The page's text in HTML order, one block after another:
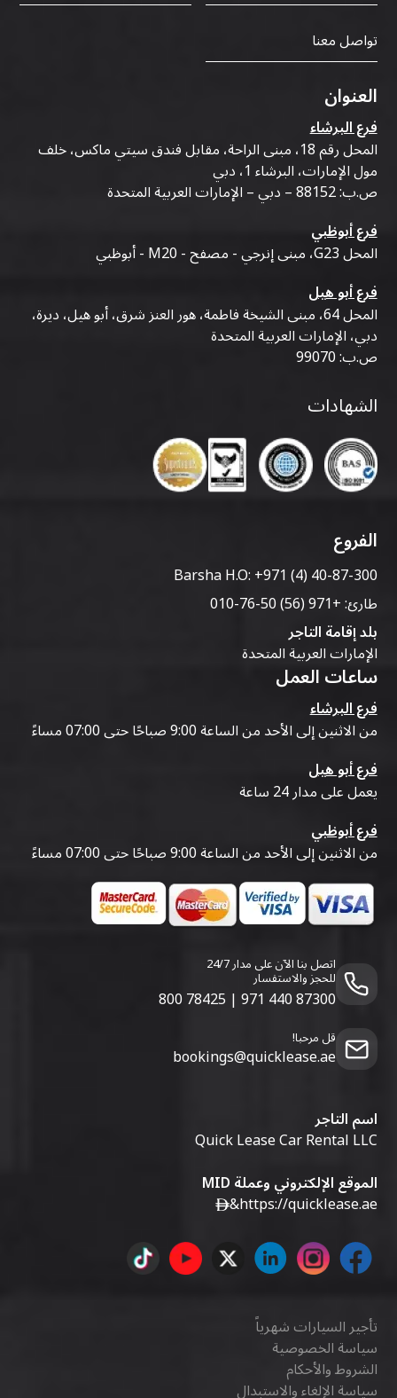
تواصل معنا
العنوان
فرع البرشاء
المحل رقم 18، مبنى الراحة، مقابل فندق سيتي ماكس، خلف
مول الإمارات، البرشاء 1، دبي
ص.ب: 88152 – دبي – الإمارات العربية المتحدة
فرع أبوظبي
المحل G23، مبنى إنرجي - مصفح - M20 - أبوظبي
فرع أبو هيل
المحل 64، مبنى الشيخة فاطمة، هور العنز شرق، أبو هيل، ديرة،
دبي، الإمارات العربية المتحدة
ص.ب: 99070
الشهادات
الفروع
Barsha H.O:+971 (4) 40-87-300
طارئ:+971 (56) 50-76-010
بلد إقامة التاجر
الإمارات العربية المتحدة
ساعات العمل
فرع البرشاء
من الاثنين إلى الأحد من الساعة 9:00 صباحًا حتى 07:00 مساءً
فرع أبو هيل
يعمل على مدار 24 ساعة
فرع أبوظبي
من الاثنين إلى الأحد من الساعة 9:00 صباحًا حتى 07:00 مساءً
اتصل بنا الآن على مدار 24/7
للحجز والاستفسار
800 78425 | 971 440 87300
قل مرحبا!
bookings@quicklease.ae
اسم التاجر
Quick Lease Car Rental LLC
الموقع الإلكتروني وعملة MID
https://quicklease.ae
&
تأجير السيارات شهرياً
سياسة الخصوصية
الشروط والأحكام
سياسة الإلغاء والاستبدال